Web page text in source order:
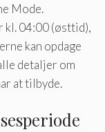
Mode.
kl. 04:00 (østtid),
kan opdage
detaljer om
at tilbyde.